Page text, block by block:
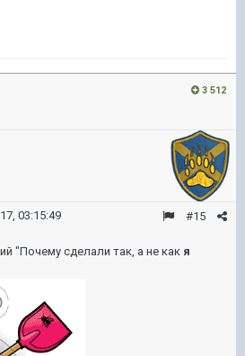
3 512
#15
03:15:49
"Почему сделали так, а не как я